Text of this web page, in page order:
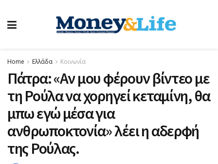
Home Ελλάδα Κοινωνία
Πάτρα: «Αν μου φέρουν βίντεο με
τη Ρούλα να χορηγεί κεταμίνη, θα
μπω εγώ μέσα για
ανθρωποκτονία» λέει η αδερφή
της Ρούλας.